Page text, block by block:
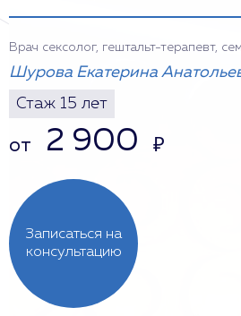
Записаться на
консультацию
Врач сексолог, гештальт-терапевт,
Шурова Екатерина
Стаж 15 лет
от 2 900 ₽